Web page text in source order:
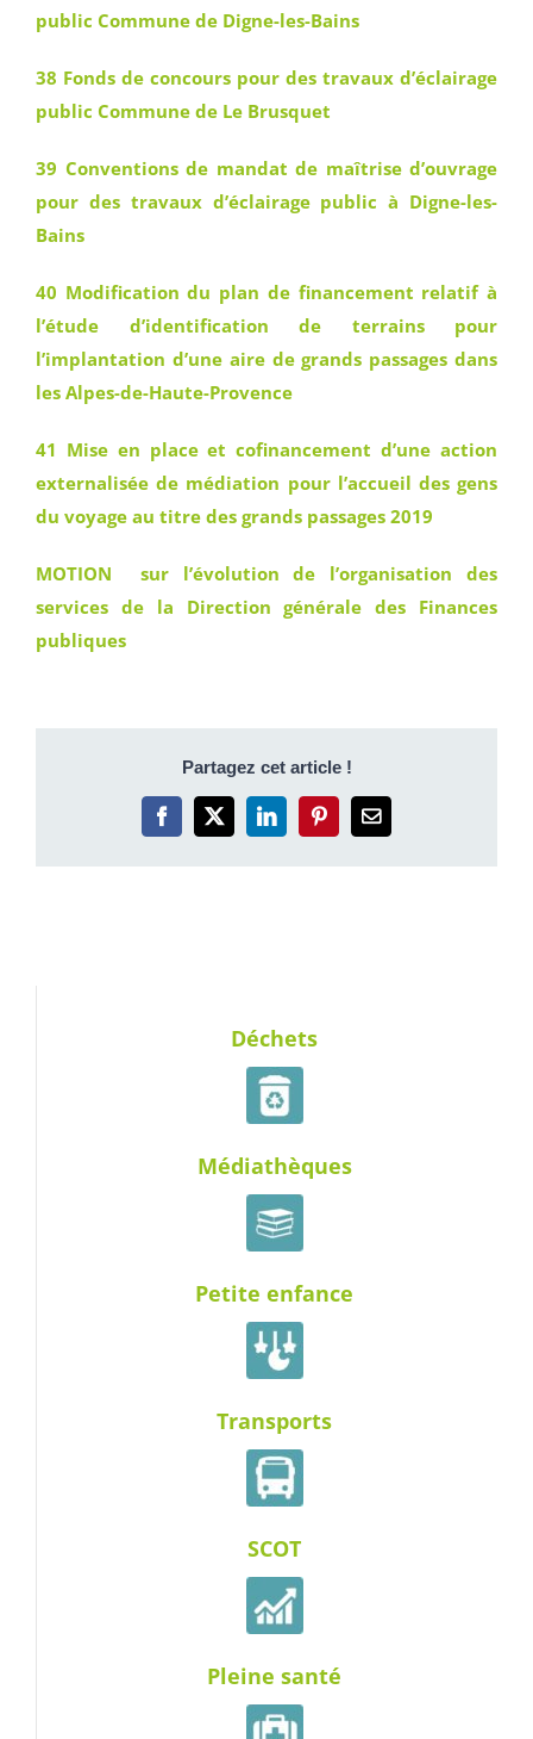
public Commune de Digne-les-Bains
38 Fonds de concours pour des travaux d’éclairage
public Commune de Le Brusquet
39 Conventions de mandat de maîtrise d’ouvrage
pour des travaux d’éclairage public à Digne-les-
Bains
40 Modification du plan de financement relatif à
l’étude d’identification de terrains pour
l’implantation d’une aire de grands passages dans
les Alpes-de-Haute-Provence
41 Mise en place et cofinancement d’une action
externalisée de médiation pour l’accueil des gens
du voyage au titre des grands passages 2019
MOTION sur l’évolution de l’organisation des
services de la Direction générale des Finances
publiques
Partagez cet article !
Facebook
X LinkedInPinterestEmail
Déchets
Médiathèques
Petite enfance
Transports
SCOT
Pleine santé